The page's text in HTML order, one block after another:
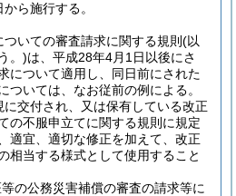
ら施行する。
いての審査請求に関する規則 (以
。)は、平成28年4月1日以後にさ
について適用し、同日前にされた
ついては、なお従前の例による。
に交付され、又は保有している改正
の不服申立てに関する規則に規定
適宜、適切な修正を加えて、改正
相当する様式として使用すること
の公務災害補償の審査の請求等に